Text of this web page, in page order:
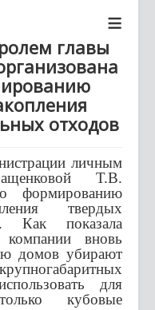
≡
главы
отходов
личным
Т.В.
формированию
твердых
Как показала
компании вновь
домов убирают
для
кубовые